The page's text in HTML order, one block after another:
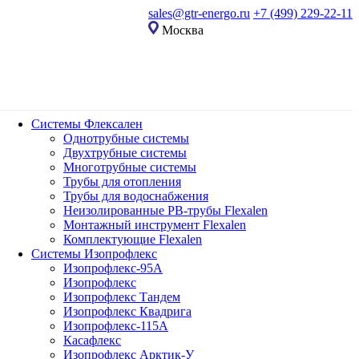
sales@gtr-energo.ru +7 (499) 229-22-11
Москва
Системы Флексален
Однотрубные системы
Двухтрубные системы
Многотрубные системы
Трубы для отопления
Трубы для водоснабжения
Неизолированные PB-трубы Flexalen
Монтажный инструмент Flexalen
Комплектующие Flexalen
Системы Изопрофлекс
Изопрофлекс-95А
Изопрофлекс
Изопрофлекс Тандем
Изопрофлекс Квадрига
Изопрофлекс-115А
Касафлекс
Изопрофлекс Арктик-У